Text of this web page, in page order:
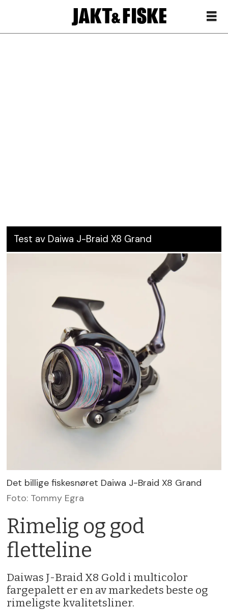
Test av Daiwa J-Braid X8 Grand
Det billige fiskesnøret Daiwa J-Braid X8 Grand
Foto: Tommy Egra
Rimelig og god
fletteline
Daiwas J-Braid X8 Gold i multicolor
fargepalett er en av markedets beste og
rimeligste kvalitetsliner.